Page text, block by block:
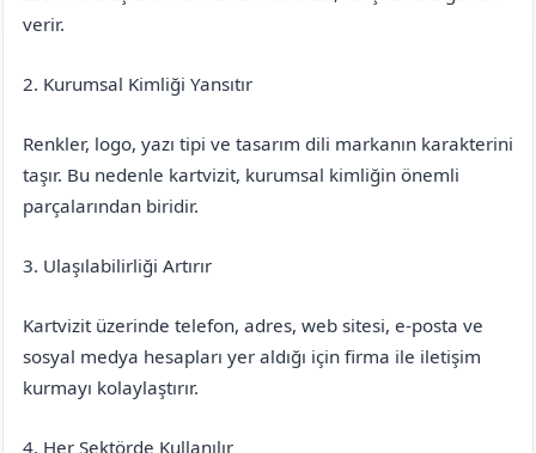
verir.
2. Kurumsal Kimliği Yansıtır
Renkler, logo, yazı tipi ve tasarım dili markanın karakterini
taşır. Bu nedenle kartvizit, kurumsal kimliğin önemli
parçalarından biridir.
3. Ulaşılabilirliği Artırır
Kartvizit üzerinde telefon, adres, web sitesi, e-posta ve
sosyal medya hesapları yer aldığı için firma ile iletişim
kurmayı kolaylaştırır.
4. Her Sektörde Kullanılır